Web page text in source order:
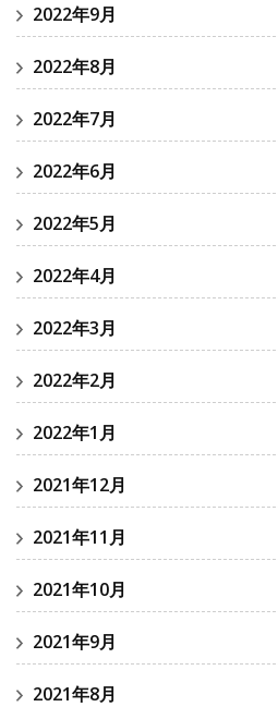
2022年9月
2022年8月
2022年7月
2022年6月
2022年5月
2022年4月
2022年3月
2022年2月
2022年1月
2021年12月
2021年11月
2021年10月
2021年9月
2021年8月